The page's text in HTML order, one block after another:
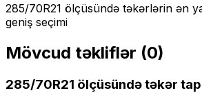
285/70R21 ölçüsündə təkərlərin ən
geniş seçimi
Mövcud təkliflər (0)
285/70R21 ölçüsündə təkər